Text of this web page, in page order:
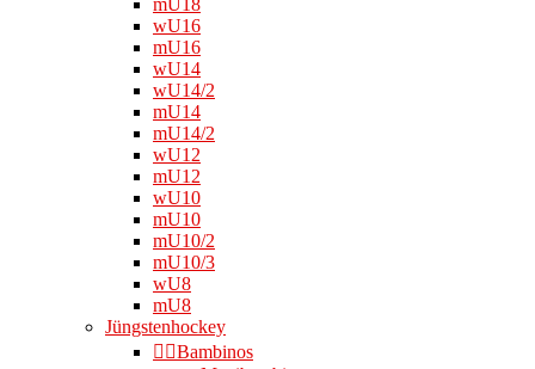
mU18
wU16
mU16
wU14
wU14/2
mU14
mU14/2
wU12
mU12
wU10
mU10
mU10/2
mU10/3
wU8
mU8
Jüngstenhockey
👉🏻Bambinos